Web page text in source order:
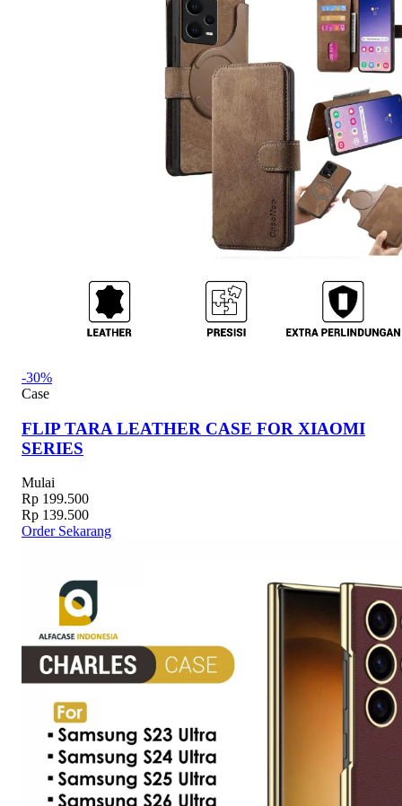
-30%
Case
FLIP TARA LEATHER CASE FOR XIAOMI
SERIES
Mulai
Rp 199.500
Rp 139.500
Order Sekarang